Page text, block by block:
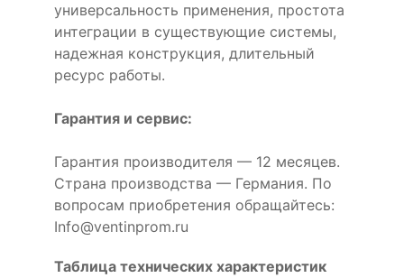
универсальность применения, простота
интеграции в существующие системы,
надежная конструкция, длительный
ресурс работы.
Гарантия и сервис:
Гарантия производителя — 12 месяцев.
Страна производства — Германия. По
вопросам приобретения обращайтесь:
Info@ventinprom.ru
Таблица технических характеристик